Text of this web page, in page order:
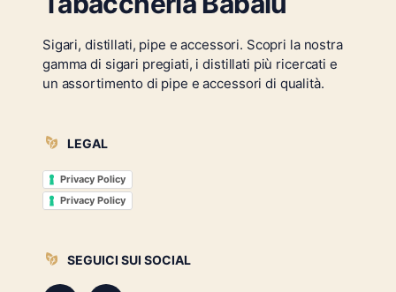
Sigari, distillati, pipe e accessori. Scopri la nostra
gamma di sigari pregiati, i distillati più ricercati e
un assortimento di pipe e accessori di qualità.
LEGAL
Privacy Policy
Privacy Policy
SEGUICI SUI SOCIAL